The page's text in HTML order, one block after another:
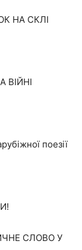
НА СКЛІ
ВІЙНІ
поезії
СЛОВО У